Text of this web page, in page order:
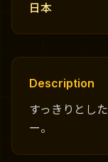
日本
Description
すっきりとし
ー。